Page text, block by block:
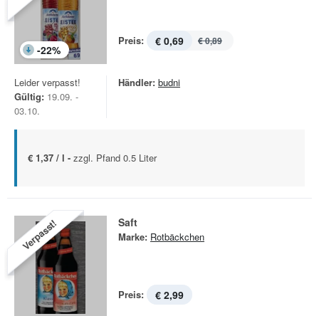
-22%
Preis: € 0,69 € 0,89
Leider verpasst!
Gültig: 19.09. -
03.10.
Händler: budni
€ 1,37 / l - zzgl. Pfand 0.5 Liter
Verpasst! Saft
Marke: Rotbäckchen
Preis: € 2,99